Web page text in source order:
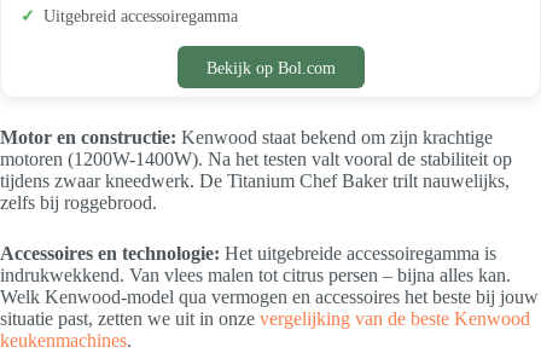
Uitgebreid accessoiregamma
Bekijk op Bol.com
Motor en constructie: Kenwood staat bekend om zijn krachtige
motoren (1200W-1400W). Na het testen valt vooral de stabiliteit op
tijdens zwaar kneedwerk. De Titanium Chef Baker trilt nauwelijks,
zelfs bij roggebrood.
Accessoires en technologie: Het uitgebreide accessoiregamma is
indrukwekkend. Van vlees malen tot citrus persen – bijna alles kan.
Welk Kenwood-model qua vermogen en accessoires het beste bij jouw
situatie past, zetten we uit in onze vergelijking van de beste Kenwood
keukenmachines.